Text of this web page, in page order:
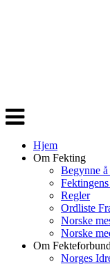
Veksle
navigasjon
Hjem
Om Fekting
Begynne
Regler
Ordliste
Norske
Norske
Om
Norges